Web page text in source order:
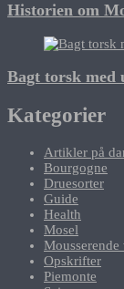
Historien om
Bagt torsk med
Kategorier
Artikler på
Bourgogne
Druesorter
Guide
Health
Mosel
Mousserende
Opskrifter
Piemonte